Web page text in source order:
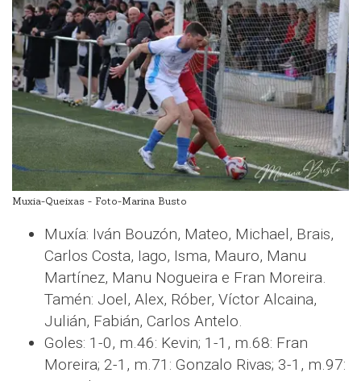
Muxia-Queixas - Foto-Marina Busto
Muxía: Iván Bouzón, Mateo, Michael, Brais,
Carlos Costa, Iago, Isma, Mauro, Manu
Martínez, Manu Nogueira e Fran Moreira.
Tamén: Joel, Alex, Róber, Víctor Alcaina,
Julián, Fabián, Carlos Antelo.
Goles: 1-0, m.46: Kevin; 1-1, m.68: Fran
Moreira; 2-1, m.71: Gonzalo Rivas; 3-1, m.97: